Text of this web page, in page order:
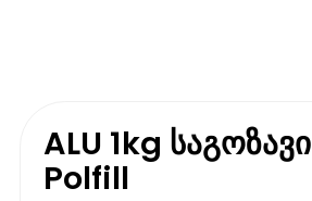
ALU 1kg საგოზავი
Polfill